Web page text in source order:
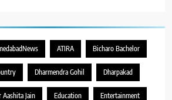
ATIRA Bicharo Bachelor
Dharmendra Gohil Dharpakad
Aashita Jain Education Entertainment